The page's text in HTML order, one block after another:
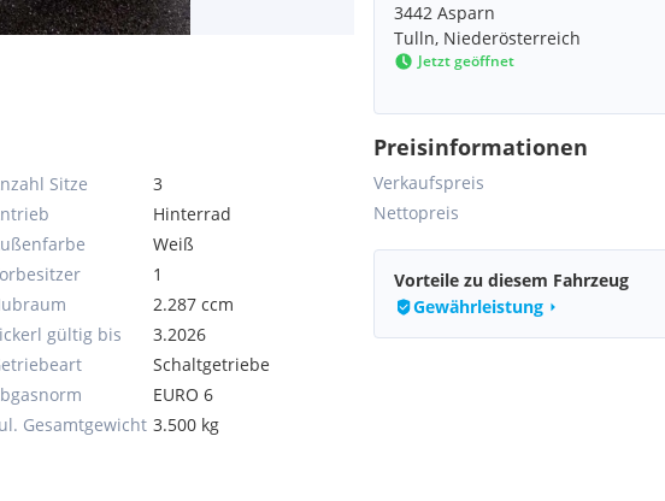
3442 Asparn
Tulln, Niederösterreich
Jetzt geöffnet
Sitze
3
Hinterrad
Weiß
1
2.287 ccm
gültig bis
3.2026
Schaltgetriebe
EURO 6
Gesamtgewicht 3.500 kg
Preisinformationen
Verkaufspreis
Nettopreis
Vorteile zu diesem Fahrzeug
Gewährleistung